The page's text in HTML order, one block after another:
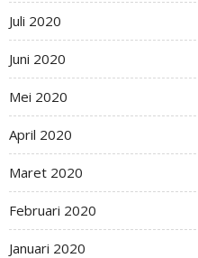
Juli 2020
Juni 2020
Mei 2020
April 2020
Maret 2020
Februari 2020
Januari 2020